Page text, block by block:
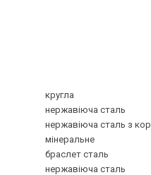
кругла
нержавіюча сталь
нержавіюча сталь з
мінеральне
браслет сталь
нержавіюча сталь